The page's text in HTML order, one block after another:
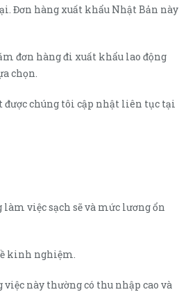
Đơn hàng xuất khẩu Nhật Bản này
đơn hàng đi xuất khẩu lao động
chọn.
được chúng tôi cập nhật liên tục tại
việc sạch sẽ và mức lương ổn
kinh nghiệm.
này thường có thu nhập cao và